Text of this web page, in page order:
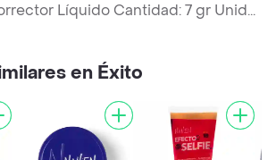
Líquido Cantidad: 7 gr Unid...
en Éxito